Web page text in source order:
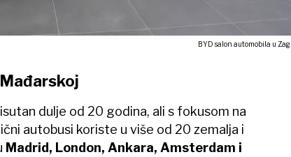
BYD salon automobila u
dulje od 20 godina, ali s fokusom na
autobusi koriste u više od 20 zemalja i
Madrid, London, Ankara, Amsterdam i